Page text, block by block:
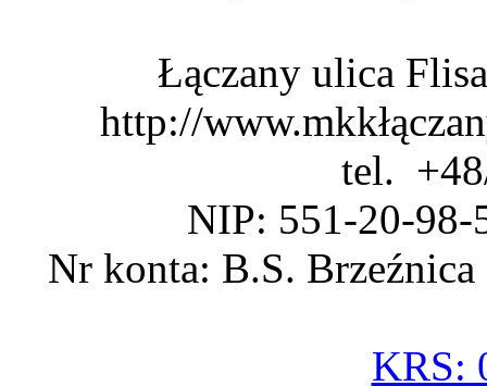
Łączany ulica
http://
tel.
NIP: 551-20-98-
Nr konta: B.S.
KRS: